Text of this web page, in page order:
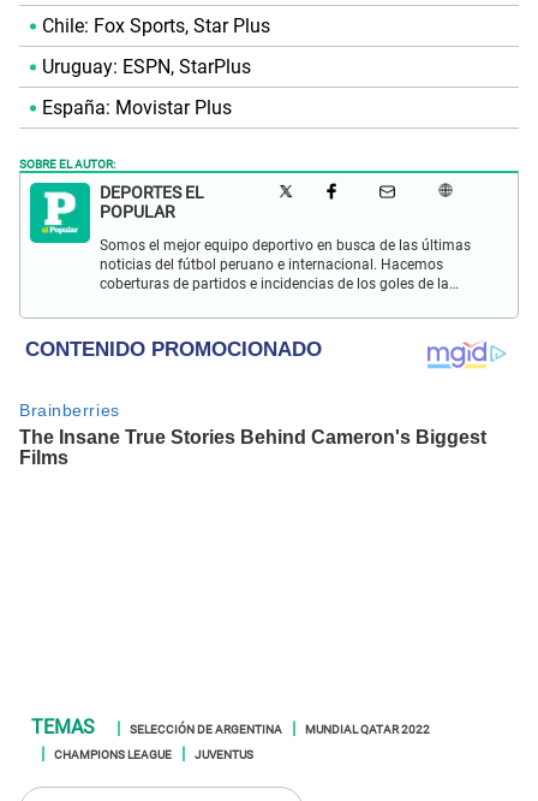
Chile: Fox Sports, Star Plus
Uruguay: ESPN, StarPlus
España: Movistar Plus
SOBRE EL AUTOR:
DEPORTES EL
POPULAR
Somos el mejor equipo deportivo en busca de las últimas
noticias del fútbol peruano e internacional. Hacemos
coberturas de partidos e incidencias de los goles de la
eventos deportivos.
SELECCIÓN DE ARGENTINA
MUNDIAL QATAR 2022
CHAMPIONS LEAGUE
JUVENTUS